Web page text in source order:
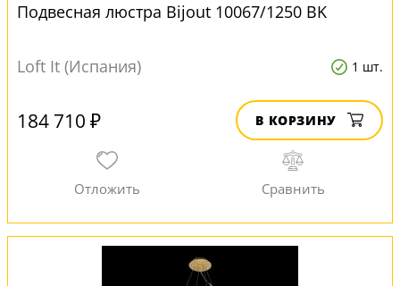
Подвесная люстра Bijout 10067/1250 BK
Loft It (Испания) 1 шт.
184 710 ₽ В КОРЗИНУ